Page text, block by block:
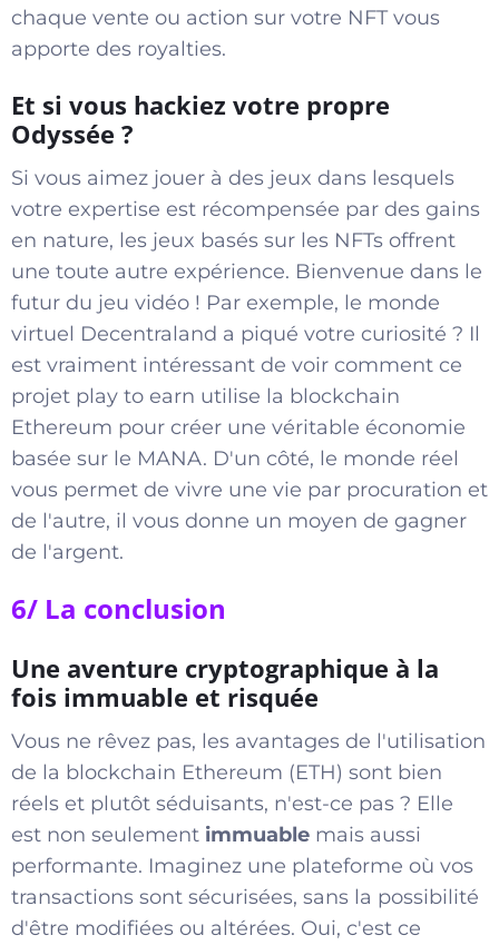
chaque vente ou action sur votre NFT vous
apporte des royalties.
Et si vous hackiez votre propre
Odyssée ?
Si vous aimez jouer à des jeux dans lesquels
votre expertise est récompensée par des gains
en nature, les jeux basés sur les NFTs offrent
une toute autre expérience. Bienvenue dans le
futur du jeu vidéo ! Par exemple, le monde
virtuel Decentraland a piqué votre curiosité ? Il
est vraiment intéressant de voir comment ce
projet play to earn utilise la blockchain
Ethereum pour créer une véritable économie
basée sur le MANA. D'un côté, le monde réel
vous permet de vivre une vie par procuration et
de l'autre, il vous donne un moyen de gagner
de l'argent.
6/ La conclusion
Une aventure cryptographique à la
fois immuable et risquée
Vous ne rêvez pas, les avantages de l'utilisation
de la blockchain Ethereum (ETH) sont bien
réels et plutôt séduisants, n'est-ce pas ? Elle
est non seulement immuable mais aussi
performante. Imaginez une plateforme où vos
transactions sont sécurisées, sans la possibilité
d'être modifiées ou altérées. Oui, c'est ce